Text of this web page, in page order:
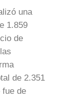
una
1.859
de
de 2.351
fue de